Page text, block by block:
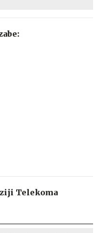
Telekoma